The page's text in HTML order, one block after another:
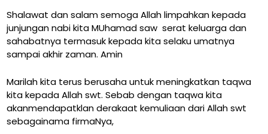
Shalawat dan salam semoga Allah limpahkan kepada
junjungan nabi kita MUhamad saw serat keluarga dan
sahabatnya termasuk kepada kita selaku umatnya
sampai akhir zaman. Amin
Marilah kita terus berusaha untuk meningkatkan taqwa
kita kepada Allah swt. Sebab dengan taqwa kita
akanmendapatklan derakaat kemuliaan dari Allah swt
sebagainama firmaNya,